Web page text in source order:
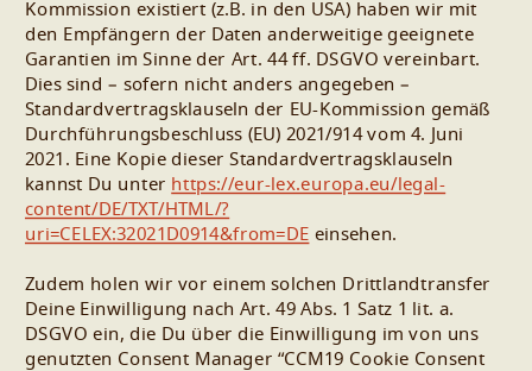
Kommission existiert (z.B. in den USA) haben wir mit
den Empfängern der Daten anderweitige geeignete
Garantien im Sinne der Art. 44 ff. DSGVO vereinbart.
Dies sind – sofern nicht anders angegeben –
Standardvertragsklauseln der EU-Kommission gemäß
Durchführungsbeschluss (EU) 2021/914 vom 4. Juni
2021. Eine Kopie dieser Standardvertragsklauseln
kannst Du unter https://eur-lex.europa.eu/legal-
content/DE/TXT/HTML/?
uri=CELEX:32021D0914&from=DE einsehen.
Zudem holen wir vor einem solchen Drittlandtransfer
Deine Einwilligung nach Art. 49 Abs. 1 Satz 1 lit. a.
DSGVO ein, die Du über die Einwilligung im von uns
genutzten Consent Manager “CCM19 Cookie Consent